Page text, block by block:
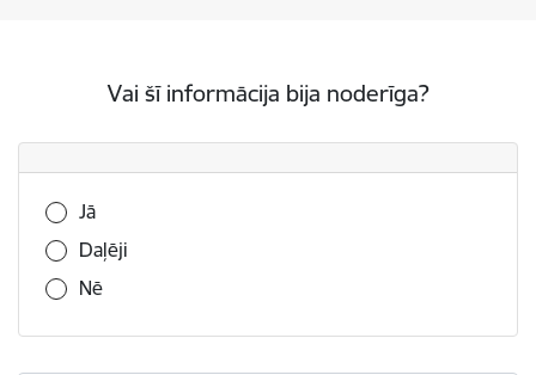
Vai šī informācija bija noderīga?
Vai šī informācija bija noderīga?
Jā
Daļēji
Nē